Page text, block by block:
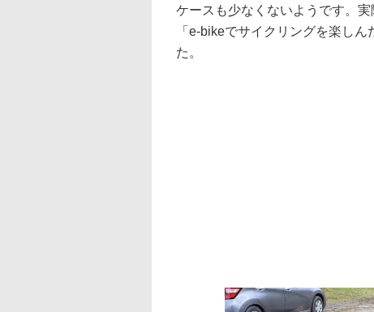
ケースも少なくないようです。
「e-bikeでサイクリングを楽し
た。